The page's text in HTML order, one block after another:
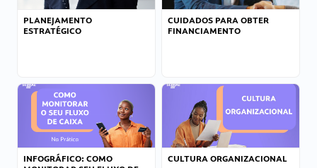
PLANEJAMENTO
ESTRATÉGICO
CUIDADOS PARA OBTER
FINANCIAMENTO
INFOGRÁFICO: COMO
CULTURA ORGANIZACIONAL